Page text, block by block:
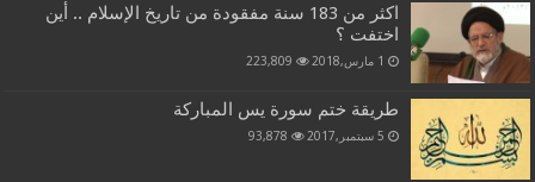
اكثر من 183 سنة مفقودة من تاريخ الإسلام .. أين
اختفت ؟
1 مارس,2018 223,809
طريقة ختم سورة يس المباركة
5 سبتمبر,2017 93,878